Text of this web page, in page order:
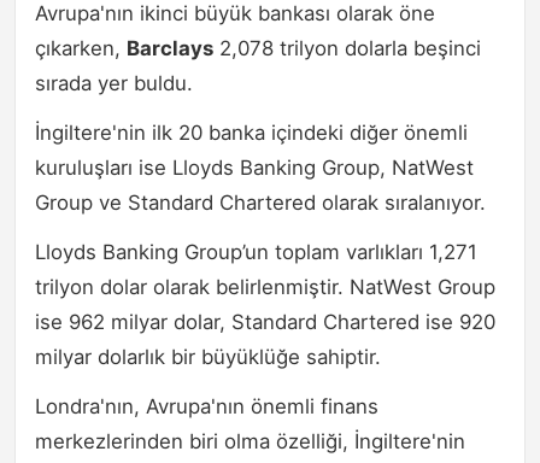
Avrupa'nın ikinci büyük bankası olarak öne
çıkarken, Barclays 2,078 trilyon dolarla beşinci
sırada yer buldu.
İngiltere'nin ilk 20 banka içindeki diğer önemli
kuruluşları ise Lloyds Banking Group, NatWest
Group ve Standard Chartered olarak sıralanıyor.
Lloyds Banking Group’un toplam varlıkları 1,271
trilyon dolar olarak belirlenmiştir. NatWest Group
ise 962 milyar dolar, Standard Chartered ise 920
milyar dolarlık bir büyüklüğe sahiptir.
Londra'nın, Avrupa'nın önemli finans
merkezlerinden biri olma özelliği, İngiltere'nin